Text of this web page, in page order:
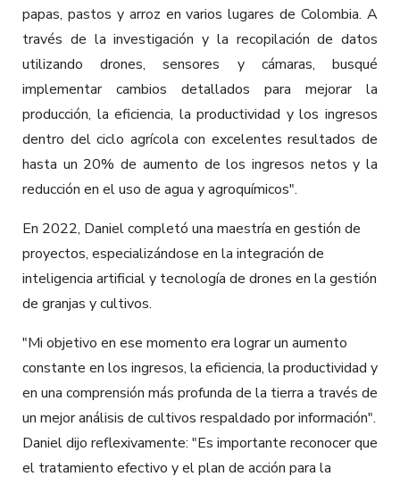
papas, pastos y arroz en varios lugares de Colombia. A
través de la investigación y la recopilación de datos
utilizando drones, sensores y cámaras, busqué
implementar cambios detallados para mejorar la
producción, la eficiencia, la productividad y los ingresos
dentro del ciclo agrícola con excelentes resultados de
hasta un 20% de aumento de los ingresos netos y la
reducción en el uso de agua y agroquímicos".
En 2022, Daniel completó una maestría en gestión de
proyectos, especializándose en la integración de
inteligencia artificial y tecnología de drones en la gestión
de granjas y cultivos.
"Mi objetivo en ese momento era lograr un aumento
constante en los ingresos, la eficiencia, la productividad y
en una comprensión más profunda de la tierra a través de
un mejor análisis de cultivos respaldado por información".
Daniel dijo reflexivamente: "Es importante reconocer que
el tratamiento efectivo y el plan de acción para la